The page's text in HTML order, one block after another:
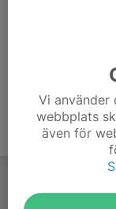
Vi
webbplats
även för